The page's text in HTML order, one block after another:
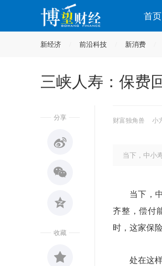
首页
新经济 前沿科技 新消费
三峡人寿：保费
分享
收藏
财富独角兽 小
当下，中小
当下，
齐整，偿付
时，这家保
处在这